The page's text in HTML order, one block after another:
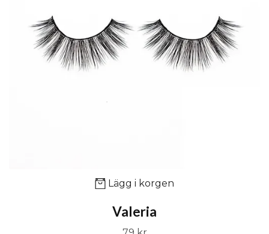
Lägg i korgen
Valeria